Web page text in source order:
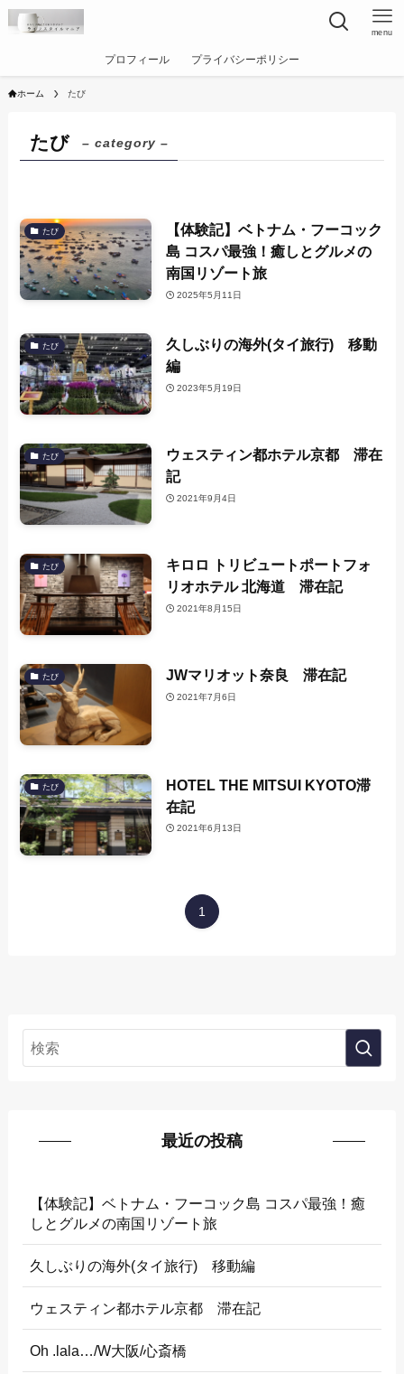
menu
プロフィール プライバシーポリシー
ホーム たび
たび – category –
たび
【体験記】ベトナム・フーコック
島 コスパ最強！癒しとグルメの
南国リゾート旅
2025年5月11日
たび
久しぶりの海外(タイ旅行) 移動
編
2023年5月19日
たび
ウェスティン都ホテル京都 滞在
記
2021年9月4日
たび
キロロ トリビュートポートフォ
リオホテル 北海道 滞在記
2021年8月15日
たび JWマリオット奈良 滞在記
2021年7月6日
たび
HOTEL THE MITSUI KYOTO滞
在記
2021年6月13日
1
最近の投稿
【体験記】ベトナム・フーコック島 コスパ最強！癒
しとグルメの南国リゾート旅
久しぶりの海外(タイ旅行) 移動編
ウェスティン都ホテル京都 滞在記
Oh .lala…/W大阪/心斎橋